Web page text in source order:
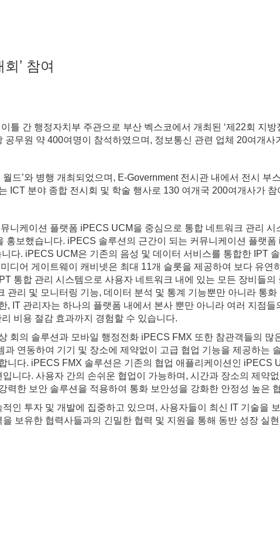
’ 참여
틀 간 행정자치부 주관으로 부산 벡스코에서 개최된 ‘제22회 지방
무원 약 400여명이 참석하였으며, 정보통신 관련 업체 20여개사
드’와 병행 개최되었으며, E-Government 전시관 내에서 전시 부
ICT 분야 종합 전시회 및 학술 행사로 130 여개국 200여개사가
니케이션 플랫폼 iPECS UCM을 중심으로 통합 네트워크 관리 시
보했습니다. iPECS 솔루션의 근간이 되는 커뮤니케이션 플랫
다. iPECS UCM은 기존의 음성 및 데이터 서비스를 통합한 IPT
디어 게이트웨이 캐비넷은 최대 11개 슬롯을 제공하여 보다 유연
통합 관리 시스템으로 사용자 네트워크 내에 있는 모든 장비들의
관리 및 모니터링 기능, 데이터 분석 및 통계 기능뿐만 아니라 통
IT 관리자는 하나의 플랫폼 내에서 본사 뿐만 아니라 여러 지점들
비용 절감 효과까지 경험할 수 있습니다.
회의 솔루션과 모바일 행정전화 iPECS FMX 또한 참관객들의 많
연동하여 기기 및 장소에 제약없이 고급 협업 기능을 제공하는
니다. iPECS FMX 솔루션은 기존의 협업 애플리케이션인 iPECS
니다. 사용자 간의 손쉬운 협업이 가능하며, 시간과 장소의 제약
력한 보안 솔루션을 적용하여 통화 보안성을 강화한 안정성 높은
인 투자 및 개발에 집중하고 있으며, 사용자들이 최신 IT 기술을
보유한 협력사들과의 긴밀한 협력 및 지원을 통해 동반 성장 실